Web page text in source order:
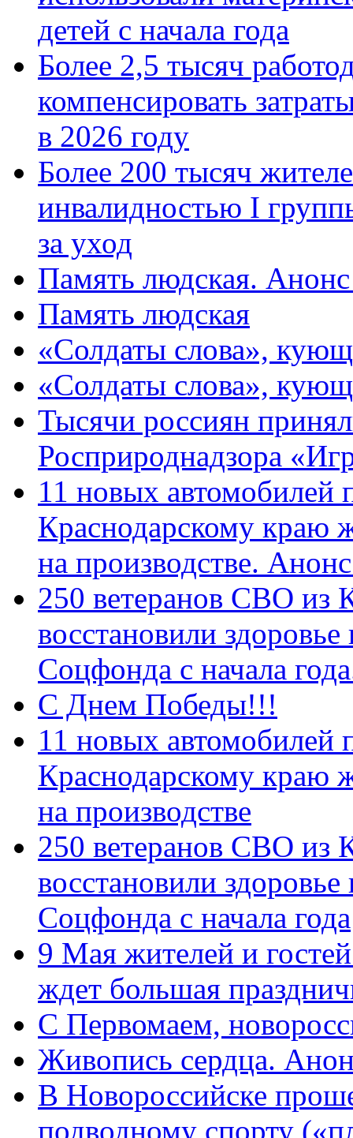
детей с начала года
Более 2,5 тысяч
компенсировать
в 2026 году
Более 200 тысяч
инвалидностью I
за уход
Память людская.
Память людская
«Солдаты слова»,
«Солдаты слова»,
Тысячи россиян
Росприроднадзора
11 новых автомобилей
Краснодарскому краю
на производстве.
250 ветеранов СВО из
восстановили
Соцфонда с начала
С Днем Победы!!!
11 новых автомобилей
Краснодарскому краю
на производстве
250 ветеранов СВО из
восстановили
Соцфонда с начала года
9 Мая жителей и
ждет большая
C Первомаем,
Живопись сердца.
В Новороссийске
подводному спорту